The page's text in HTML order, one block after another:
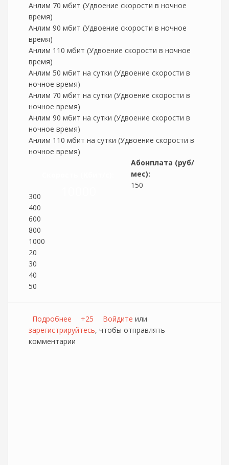
Анлим 70 мбит (Удвоение скорости в ночное
время)
Анлим 90 мбит (Удвоение скорости в ночное
время)
Анлим 110 мбит (Удвоение скорости в ночное
время)
Анлим 50 мбит на сутки (Удвоение скорости в
ночное время)
Анлим 70 мбит на сутки (Удвоение скорости в
ночное время)
Анлим 90 мбит на сутки (Удвоение скорости в
ночное время)
Анлим 110 мбит на сутки (Удвоение скорости в
ночное время)
Абонплата (руб/
мес):
150
300
400
600
800
1000
20
30
40
50
Подробнее о Обновление тарифных планов у
провайдера ЛИС
+25 Войдите или
зарегистрируйтесь, чтобы отправлять
комментарии